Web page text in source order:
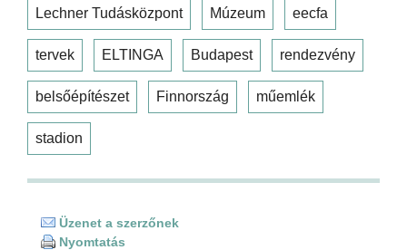
Lechner Tudásközpont Múzeum eecfa
tervek ELTINGA Budapest rendezvény
belsőépítészet Finnország műemlék
stadion
Üzenet a szerzőnek
Nyomtatás